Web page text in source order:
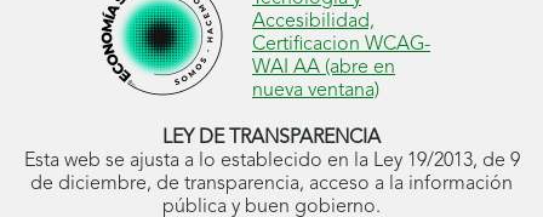
en
ventana
nueva)
en
ventana
nueva)
en
ventana
nueva)
(se
abrirá
en
ventana
nueva)
en
ventana
nueva)
en
ventana
nueva)
ventana
nueva)
LEY DE TRANSPARENCIA
Esta web se ajusta a lo establecido en la Ley 19/2013, de 9
de diciembre, de transparencia, acceso a la información
pública y buen gobierno.